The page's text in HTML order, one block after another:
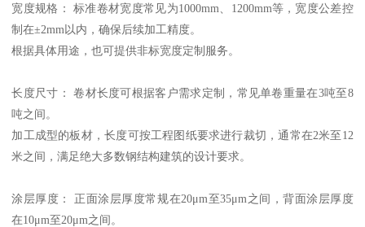
宽度规格： 标准卷材宽度常见为1000mm、1200mm等，宽度公差控
制在±2mm以内，确保后续加工精度。
根据具体用途，也可提供非标宽度定制服务。
长度尺寸： 卷材长度可根据客户需求定制，常见单卷重量在3吨至8
吨之间。
加工成型的板材，长度可按工程图纸要求进行裁切，通常在2米至12
米之间，满足绝大多数钢结构建筑的设计要求。
涂层厚度： 正面涂层厚度常规在20μm至35μm之间，背面涂层厚度
在10μm至20μm之间。